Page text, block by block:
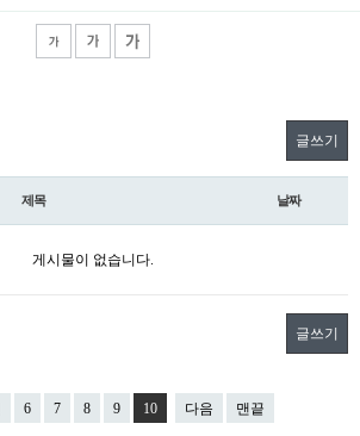
글쓰기
제목 날짜
게시물이 없습니다.
글쓰기
6 7 8 9 10 다음 맨끝